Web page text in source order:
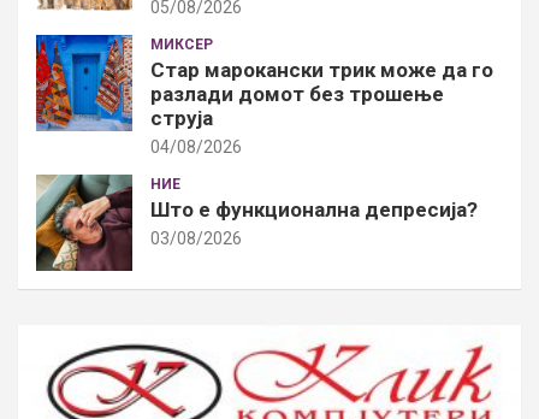
05/08/2026
МИКСЕР
Стар марокански трик може да го
разлади домот без трошење
струја
04/08/2026
НИЕ
Што е функционална депресија?
03/08/2026